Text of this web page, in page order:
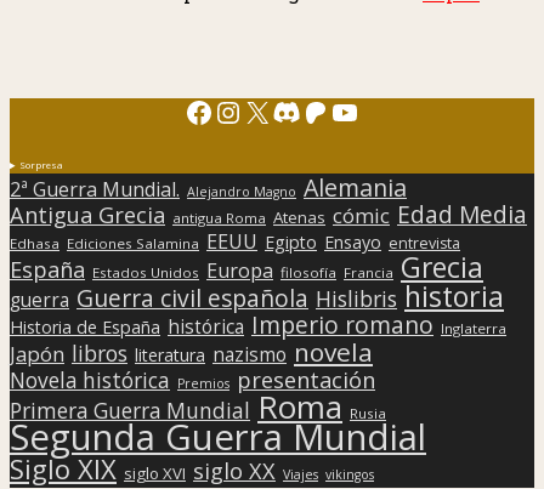
Facebook
Instagram
X Discord
Patreon
YouTube
Sorpresa
2ª Guerra Mundial. Alejandro Magno Alemania
Antigua Grecia antigua Roma Atenas cómic Edad Media
Edhasa Ediciones Salamina EEUU Egipto Ensayo entrevista
España Estados Unidos Europa filosofía Francia Grecia
guerra Guerra civil española Hislibris historia
Historia de España histórica Imperio romano Inglaterra
Japón libros literatura nazismo novela
Novela histórica Premios presentación
Primera Guerra Mundial Roma Rusia
Segunda Guerra Mundial
Siglo XIX siglo XVI siglo XX Viajes vikingos